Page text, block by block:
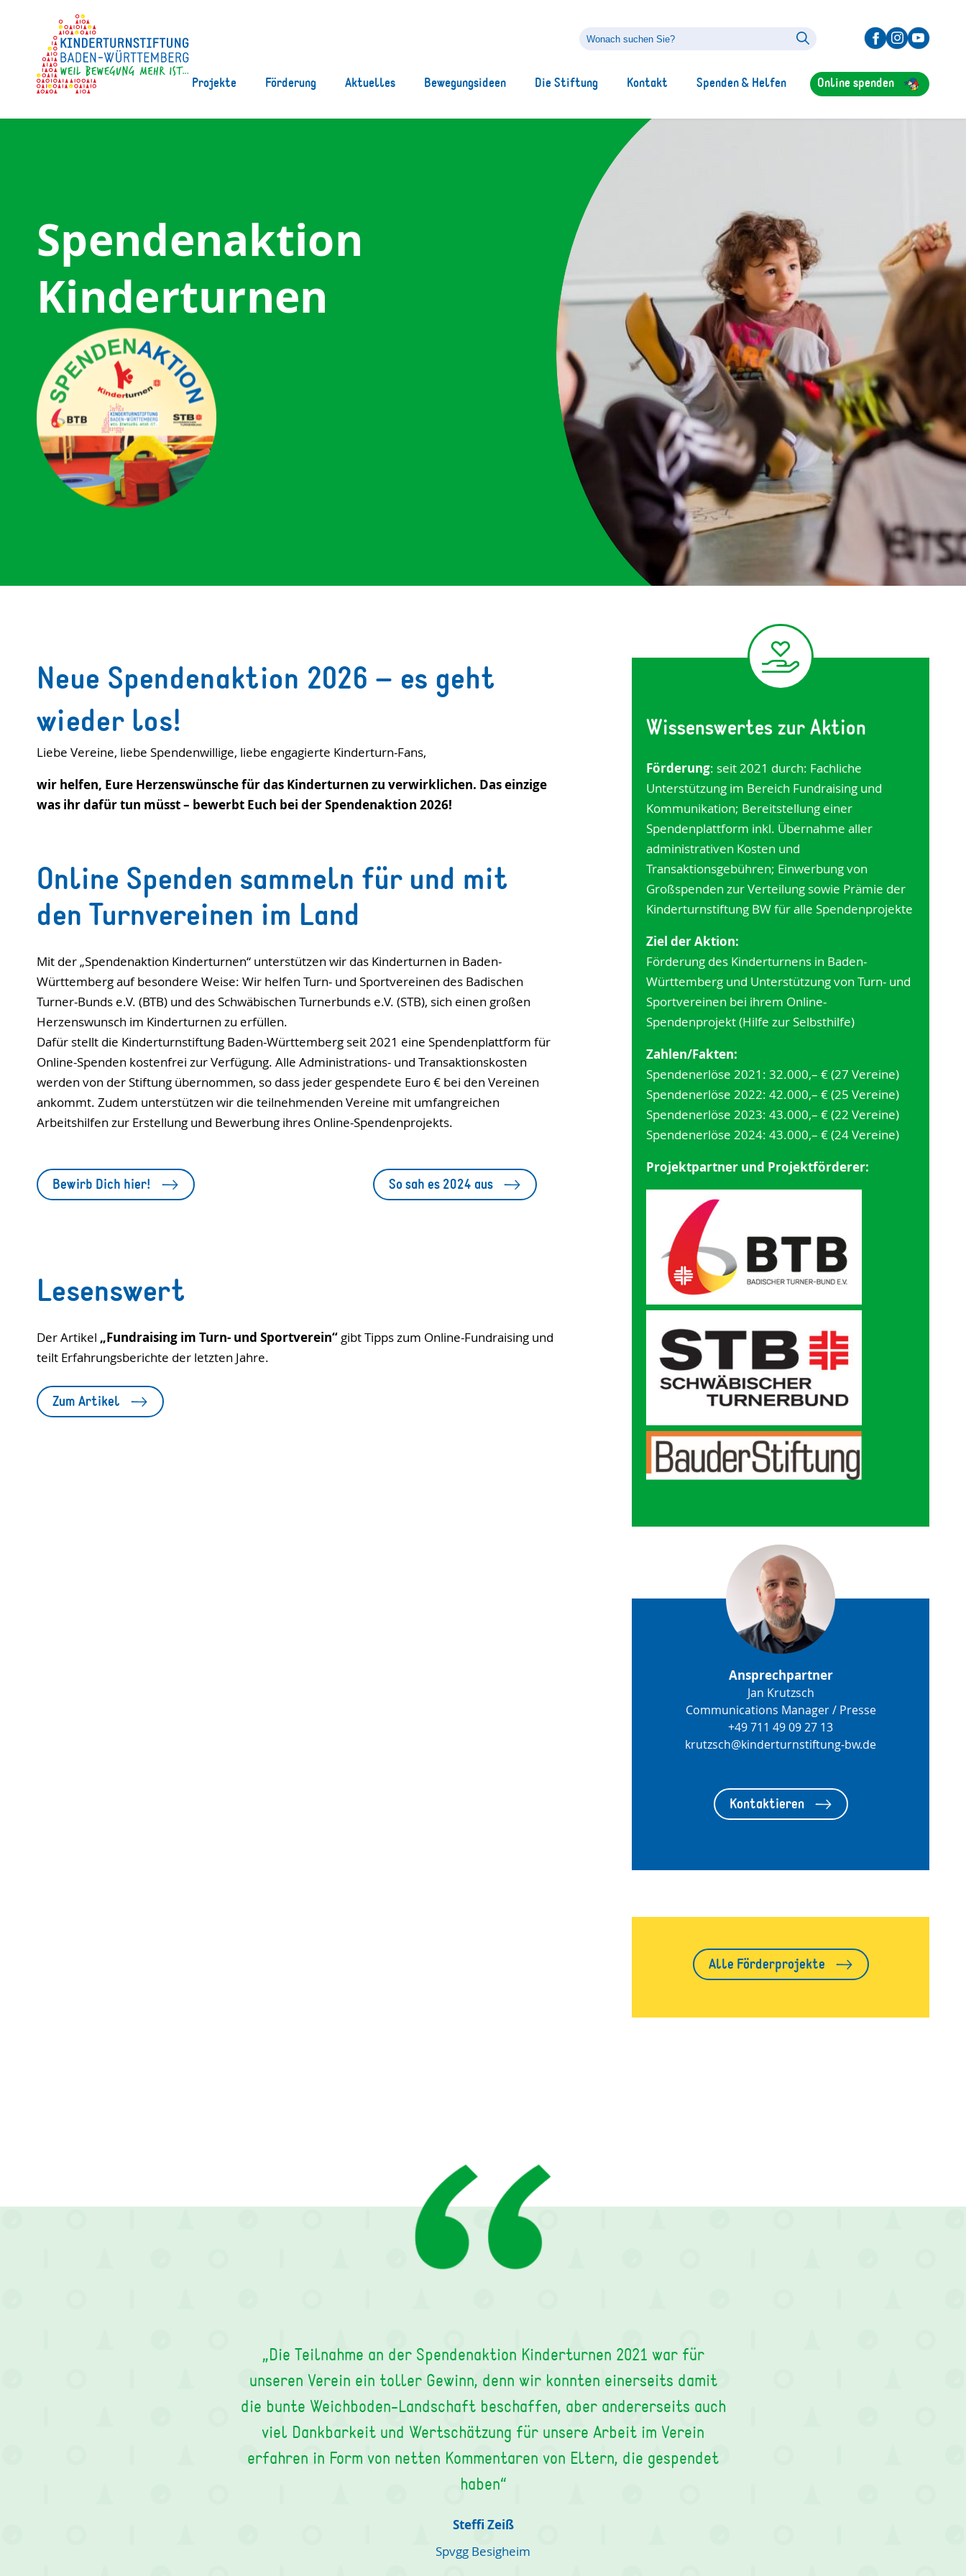
Wonach
suchen
Projekte Förderung Aktuelles Bewegungsideen Die Stiftung Kontakt Spenden & Helfen Online spenden
Spendenaktion
Kinderturnen
Neue Spendenaktion 2026 – es geht
wieder los!
Liebe Vereine, liebe Spendenwillige, liebe engagierte Kinderturn-Fans,
wir helfen, Eure Herzenswünsche für das Kinderturnen zu verwirklichen. Das einzige
was ihr dafür tun müsst – bewerbt Euch bei der Spendenaktion 2026!
Online Spenden sammeln für und mit
den Turnvereinen im Land
Mit der „Spendenaktion Kinderturnen“ unterstützen wir das Kinderturnen in Baden-
Württemberg auf besondere Weise: Wir helfen Turn- und Sportvereinen des Badischen
Turner-Bunds e.V. (BTB) und des Schwäbischen Turnerbunds e.V. (STB), sich einen großen
Herzenswunsch im Kinderturnen zu erfüllen.
Dafür stellt die Kinderturnstiftung Baden-Württemberg seit 2021 eine Spendenplattform für
Online-Spenden kostenfrei zur Verfügung. Alle Administrations- und Transaktionskosten
werden von der Stiftung übernommen, so dass jeder gespendete Euro € bei den Vereinen
ankommt. Zudem unterstützen wir die teilnehmenden Vereine mit umfangreichen
Arbeitshilfen zur Erstellung und Bewerbung ihres Online-Spendenprojekts.
Bewirb Dich hier! So sah es 2024 aus
Lesenswert
Der Artikel „Fundraising im Turn- und Sportverein“ gibt Tipps zum Online-Fundraising und
teilt Erfahrungsberichte der letzten Jahre.
Zum Artikel
Wissenswertes zur Aktion
Förderung: seit 2021 durch: Fachliche
Unterstützung im Bereich Fundraising und
Kommunikation; Bereitstellung einer
Spendenplattform inkl. Übernahme aller
administrativen Kosten und
Transaktionsgebühren; Einwerbung von
Großspenden zur Verteilung sowie Prämie der
Kinderturnstiftung BW für alle Spendenprojekte
Ziel der Aktion:
Förderung des Kinderturnens in Baden-
Württemberg und Unterstützung von Turn- und
Sportvereinen bei ihrem Online-
Spendenprojekt (Hilfe zur Selbsthilfe)
Zahlen/Fakten:
Spendenerlöse 2021: 32.000,– € (27 Vereine)
Spendenerlöse 2022: 42.000,– € (25 Vereine)
Spendenerlöse 2023: 43.000,– € (22 Vereine)
Spendenerlöse 2024: 43.000,– € (24 Vereine)
Projektpartner und Projektförderer:
Ansprechpartner
Jan Krutzsch
Communications Manager / Presse
+49 711 49 09 27 13
krutzsch@kinderturnstiftung-bw.de
Kontaktieren
Alle Förderprojekte
„Die Teilnahme an der Spendenaktion Kinderturnen 2021 war für
unseren Verein ein toller Gewinn, denn wir konnten einerseits damit
die bunte Weichboden-Landschaft beschaffen, aber andererseits auch
viel Dankbarkeit und Wertschätzung für unsere Arbeit im Verein
erfahren in Form von netten Kommentaren von Eltern, die gespendet
haben“
Steffi Zeiß
Spvgg Besigheim